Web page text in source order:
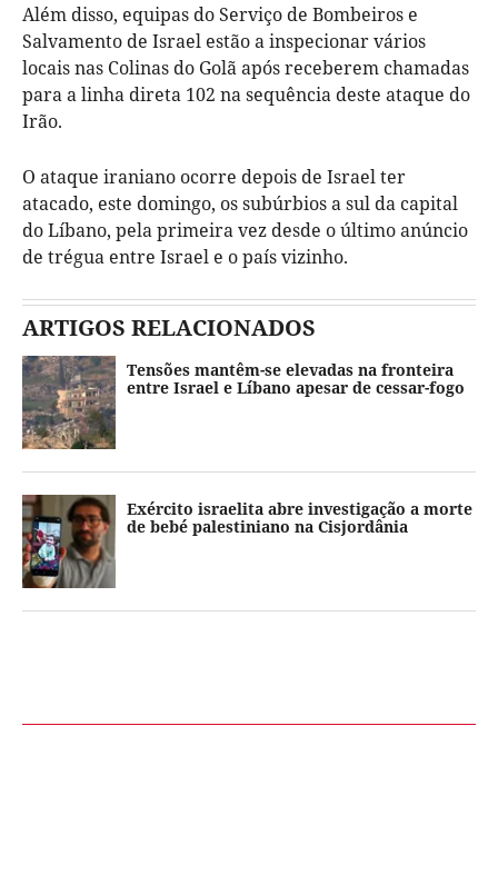
Além disso, equipas do Serviço de Bombeiros e
Salvamento de Israel estão a inspecionar vários
locais nas Colinas do Golã após receberem chamadas
para a linha direta 102 na sequência deste ataque do
Irão.
O ataque iraniano ocorre depois de Israel ter
atacado, este domingo, os subúrbios a sul da capital
do Líbano, pela primeira vez desde o último anúncio
de trégua entre Israel e o país vizinho.
ARTIGOS RELACIONADOS
Tensões mantêm-se elevadas na fronteira
entre Israel e Líbano apesar de cessar-fogo
Exército israelita abre investigação a morte
de bebé palestiniano na Cisjordânia